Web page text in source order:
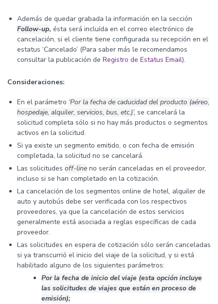
Además de quedar grabada la información en la sección
Follow-up, ésta será incluída en el correo electrónico de
cancelación, si el cliente tiene configurada su recepción en el
estatus ‘Cancelado’ (Para saber más le recomendamos
consultar la publicación de Registro de Estatus Email).
Consideraciones:
En el parámetro ‘Por la fecha de caducidad del producto (aéreo,
hospedaje, alquiler, servicios, bus, etc.)’, se cancelará la
solicitud completa sólo si no hay más productos o segmentos
activos en la solicitud.
Si ya existe un segmento emitido, o con fecha de emisión
completada, la solicitud no se cancelará.
Las solicitudes off-line no serán canceladas en el proveedor,
incluso si se han completado en la cotización.
La cancelación de los segmentos online de hotel, alquiler de
auto y autobús debe ser verificada con los respectivos
proveedores, ya que la cancelación de estos servicios
generalmente está asociada a reglas específicas de cada
proveedor.
Las solicitudes en espera de cotización sólo serán canceladas
si ya transcurrió el inicio del viaje de la solicitud, y si está
habilitado alguno de los siguientes parámetros:
Por la fecha de inicio del viaje (esta opción incluye
las solicitudes de viajes que están en proceso de
emisión);